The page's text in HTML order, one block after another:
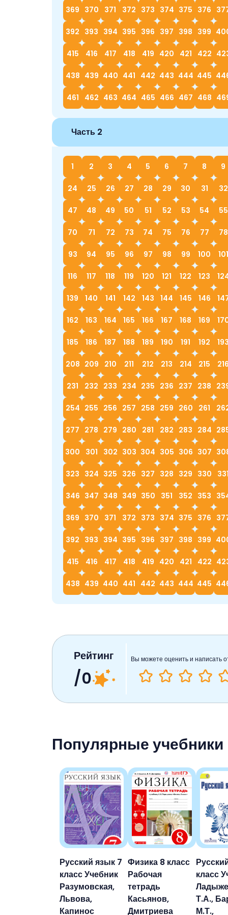
369 370 371 372 373 374 375 376
392 393 394 395 396 397 398 399
415 416 417 418 419 420 421 422
438 439 440 441 442 443 444 445
461 462 463 464 465 466 467 468
Часть 2
1 2 3 4 5 6 7 8 9
24 25 26 27 28 29 30 31 32
47 48 49 50 51 52 53 54 55
70 71 72 73 74 75 76 77 78
93 94 95 96 97 98 99 100 101
116 117 118 119 120 121 122 123
139 140 141 142 143 144 145 146
162 163 164 165 166 167 168 169
185 186 187 188 189 190 191 192
208 209 210 211 212 213 214 215
231 232 233 234 235 236 237 238
254 255 256 257 258 259 260 261
277 278 279 280 281 282 283 284
300 301 302 303 304 305 306 307
323 324 325 326 327 328 329 330
346 347 348 349 350 351 352 353
369 370 371 372 373 374 375 376
392 393 394 395 396 397 398 399
415 416 417 418 419 420 421 422
438 439 440 441 442 443 444 445
Популярные учебники
Русский язык 7
класс Учебник
Разумовская,
Львова,
Капинос
Физика 8 класс
Рабочая
тетрадь
Касьянов,
Дмитриева
класс
Т.А.,
М.Т.,
Рейтинг
/0
Вы можете оценить и написать